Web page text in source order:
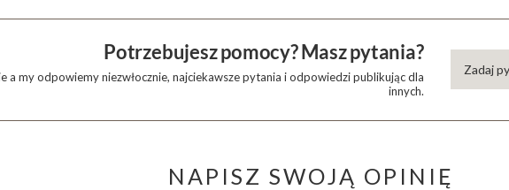
Potrzebujesz pomocy? Masz pytania?
a my odpowiemy niezwłocznie, najciekawsze pytania i odpowiedzi publikując dla
innych.
Zadaj
NAPISZ SWOJĄ OPINIĘ